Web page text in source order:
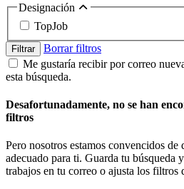
Designación
TopJob
Filtrar
Borrar filtros
Me gustaría recibir por correo
esta búsqueda.
Desafortunadamente, no se han
filtros
Pero nosotros estamos convencidos de
adecuado para ti. Guarda tu búsqueda
trabajos en tu correo o ajusta los filtros